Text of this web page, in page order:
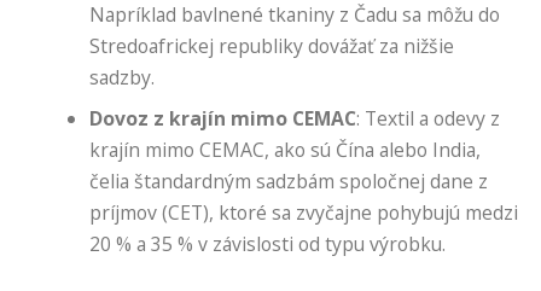
Napríklad bavlnené tkaniny z Čadu sa môžu do
Stredoafrickej republiky dovážať za nižšie
sadzby.
Dovoz z krajín mimo CEMAC: Textil a odevy z
krajín mimo CEMAC, ako sú Čína alebo India,
čelia štandardným sadzbám spoločnej dane z
príjmov (CET), ktoré sa zvyčajne pohybujú medzi
20 % a 35 % v závislosti od typu výrobku.